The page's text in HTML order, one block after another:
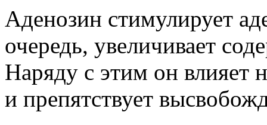
Аденозин стимулирует
очередь, увеличивает
Наряду с этим он влияет
и препятствует